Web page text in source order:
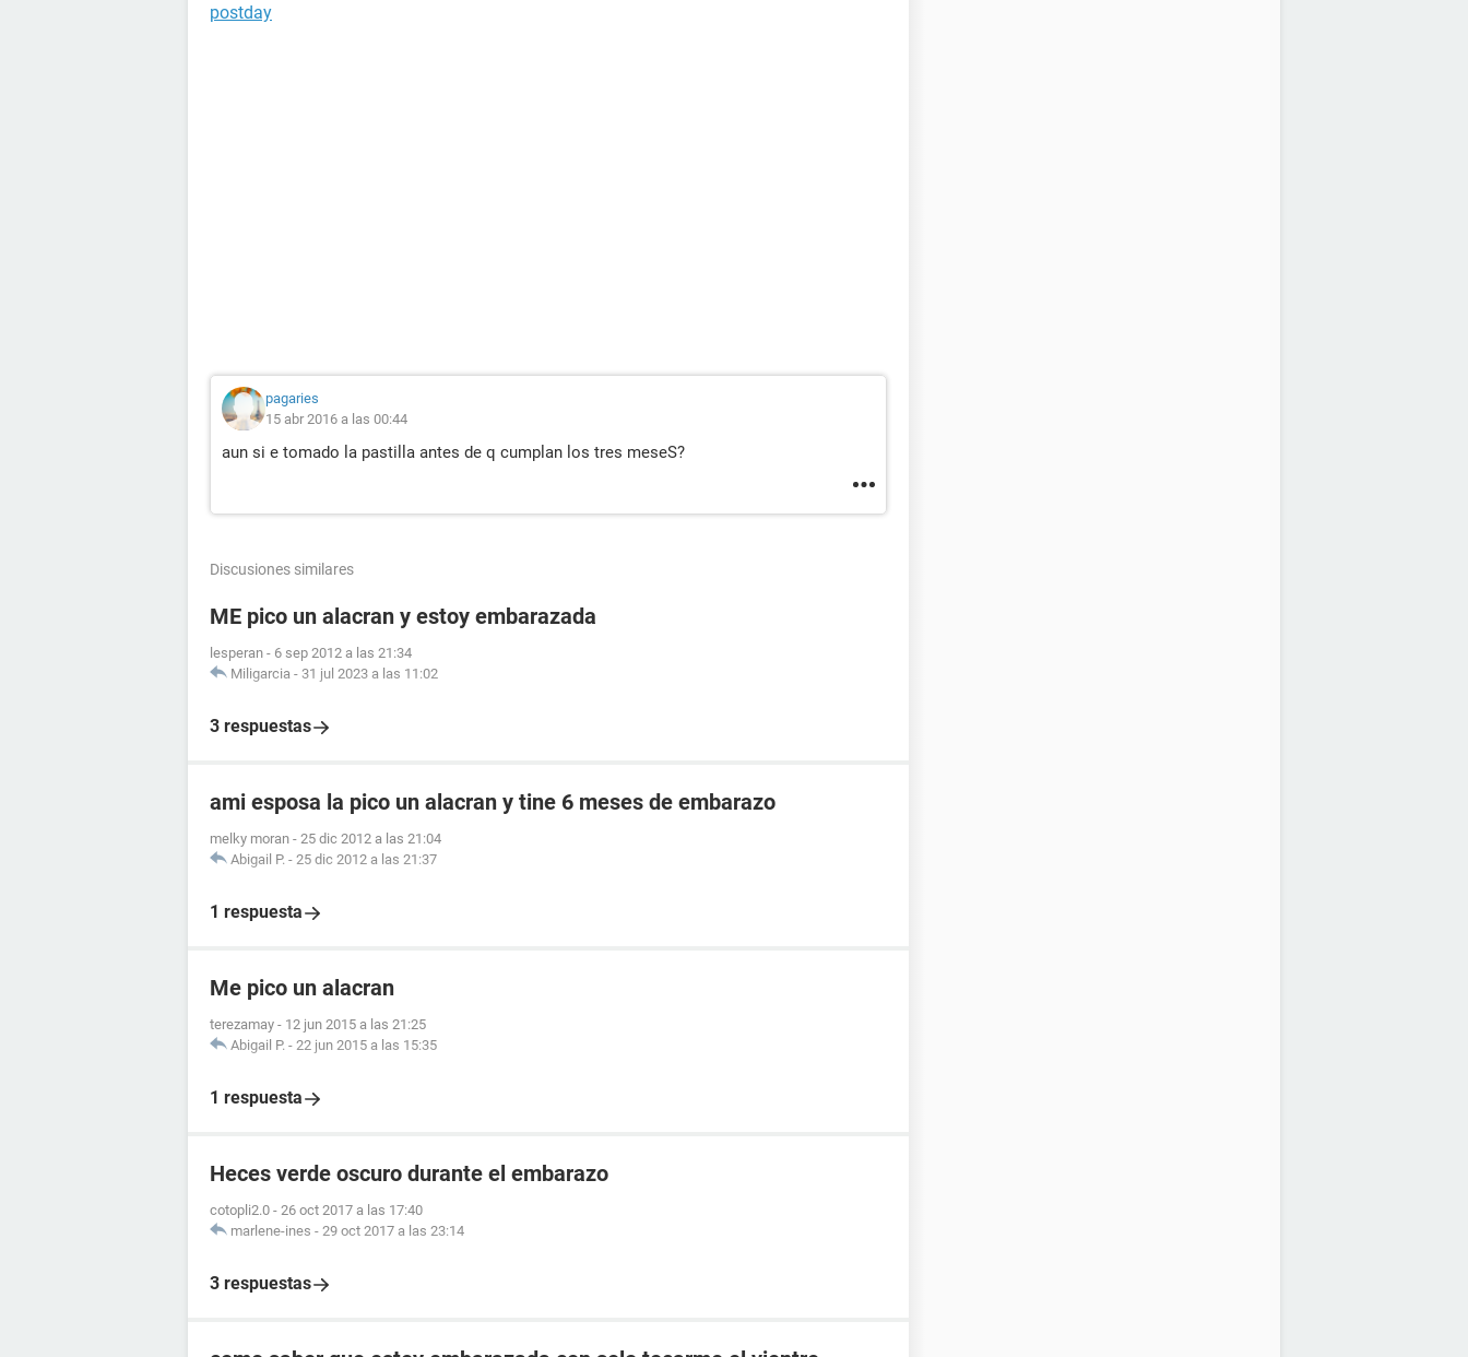
postday
pagaries
15 abr 2016 a las 00:44
aun si e tomado la pastilla antes de q cumplan los tres meseS?
Discusiones similares
ME pico un alacran y estoy embarazada
lesperan - 6 sep 2012 a las 21:34
Miligarcia - 31 jul 2023 a las 11:02
3 respuestas
ami esposa la pico un alacran y tine 6 meses de embarazo
melky moran - 25 dic 2012 a las 21:04
Abigail P. - 25 dic 2012 a las 21:37
1 respuesta
Me pico un alacran
terezamay - 12 jun 2015 a las 21:25
Abigail P. - 22 jun 2015 a las 15:35
1 respuesta
Heces verde oscuro durante el embarazo
cotopli2.0 - 26 oct 2017 a las 17:40
marlene-ines - 29 oct 2017 a las 23:14
3 respuestas